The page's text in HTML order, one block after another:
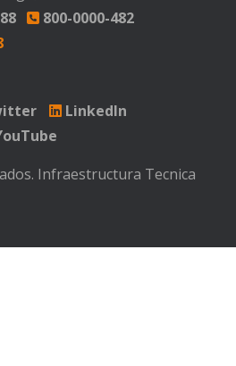
800-0000-482
LinkedIn
Infraestructura Tecnica